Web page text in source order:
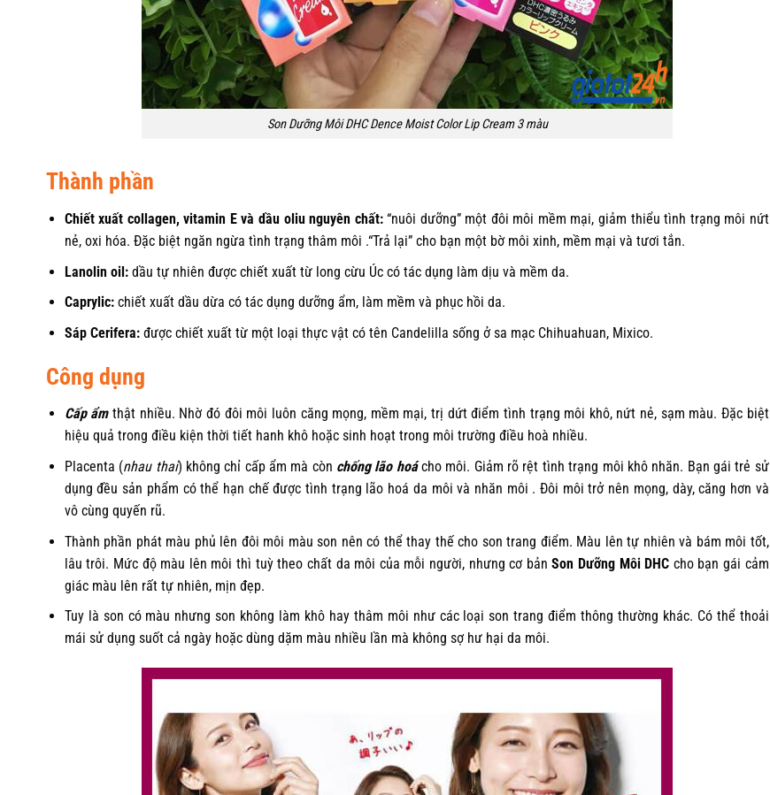
Son Dưỡng Môi DHC Dence Moist Color Lip Cream 3 màu
Thành phần
Chiết xuất collagen, vitamin E và dầu oliu nguyên chất:“nuôi dưỡng” một đôi môi mềm mại, giảm thiểu tình trạng môi nứt
nẻ, oxi hóa. Đặc biệt ngăn ngừa tình trạng thâm môi .“Trả lại” cho bạn một bờ môi xinh, mềm mại và tươi tắn.
Lanolin oil:dầu tự nhiên được chiết xuất từ long cừu Úc có tác dụng làm dịu và mềm da.
Caprylic:chiết xuất dầu dừa có tác dụng dưỡng ẩm, làm mềm và phục hồi da.
Sáp Cerifera:được chiết xuất từ một loại thực vật có tên Candelilla sống ở sa mạc Chihuahuan, Mixico.
Công dụng
Cấp ẩmthật nhiều. Nhờ đó đôi môi luôn căng mọng, mềm mại, trị dứt điểm tình trạng môi khô, nứt nẻ, sạm màu. Đặc biệt
hiệu quả trong điều kiện thời tiết hanh khô hoặc sinh hoạt trong môi trường điều hoà nhiều.
Placenta (nhau thai) không chỉ cấp ẩm mà còn chống lão hoácho môi. Giảm rõ rệt tình trạng môi khô nhăn. Bạn gái trẻ sử
dụng đều sản phẩm có thể hạn chế được tình trạng lão hoá da môi và nhăn môi . Đôi môi trở nên mọng, dày, căng hơn và
vô cùng quyến rũ.
Thành phần phát màu phủ lên đôi môi màu son nên có thể thay thế cho son trang điểm. Màu lên tự nhiên và bám môi tốt,
lâu trôi. Mức độ màu lên môi thì tuỳ theo chất da môi của mỗi người, nhưng cơ bảnSon Dưỡng Môi DHC cho bạn gái cảm
giác màu lên rất tự nhiên, mịn đẹp.
Tuy là son có màu nhưng son không làm khô hay thâm môi như các loại son trang điểm thông thường khác. Có thể thoải
mái sử dụng suốt cả ngày hoặc dùng dặm màu nhiều lần mà không sợ hư hại da môi.